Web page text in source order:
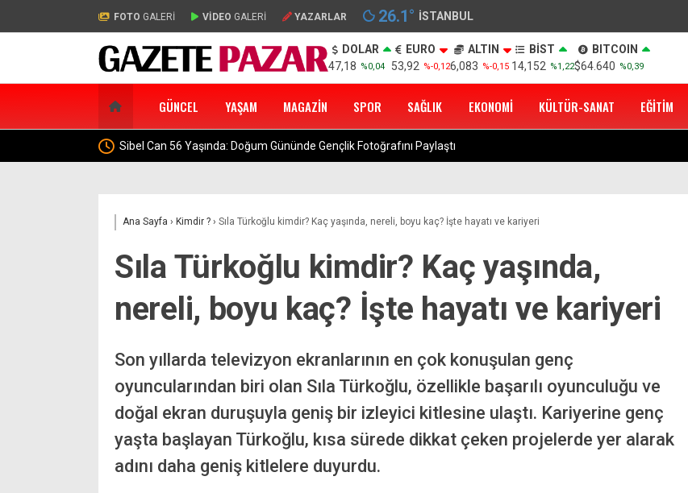
FOTO GALERİ VİDEO GALERİ YAZARLAR 26.1° İSTANBUL
DOLAR
47,18 %0,04
EURO
53,92 %-0,12
ALTIN
6,083 %-0,15
BİST
14,152 %1,22
BITCOIN
$64.640 %0,39
GÜNCEL YAŞAM MAGAZIN SPOR SAĞLIK EKONOMI KÜLTÜR-SANAT EĞITIM
Sibel Can 56 Yaşında: Doğum Gününde Gençlik Fotoğrafını Paylaştı
Ana Sayfa › Kimdir ? › Sıla Türkoğlu kimdir? Kaç yaşında, nereli, boyu kaç? İşte hayatı ve kariyeri
Sıla Türkoğlu kimdir? Kaç yaşında,
nereli, boyu kaç? İşte hayatı ve kariyeri
Son yıllarda televizyon ekranlarının en çok konuşulan genç
oyuncularından biri olan Sıla Türkoğlu, özellikle başarılı oyunculuğu ve
doğal ekran duruşuyla geniş bir izleyici kitlesine ulaştı. Kariyerine genç
yaşta başlayan Türkoğlu, kısa sürede dikkat çeken projelerde yer alarak
adını daha geniş kitlelere duyurdu.